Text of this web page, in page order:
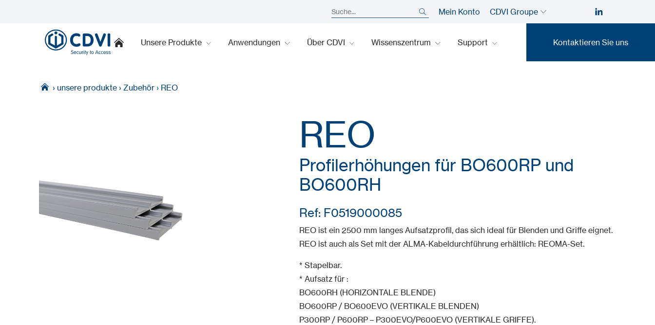
Mein Konto CDVI Groupe
Unsere Produkte Anwendungen Über CDVI Wissenszentrum Support Kontaktieren Sie uns
› unsere produkte › Zubehör › REO
REO
Profilerhöhungen für BO600RP und
BO600RH
Ref: F0519000085
REO ist ein 2500 mm langes Aufsatzprofil, das sich ideal für Blenden und Griffe eignet.
REO ist auch als Set mit der ALMA-Kabeldurchführung erhältlich: REOMA-Set.
* Stapelbar.
* Aufsatz für :
BO600RH (HORIZONTALE BLENDE)
BO600RP / BO600EVO (VERTIKALE BLENDEN)
P300RP / P600RP – P300EVO/P600EVO (VERTIKALE GRIFFE).